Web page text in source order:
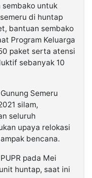
untuk
di huntap
bantuan sembako
Program Keluarga
paket serta atensi
sebanyak 10
Semeru
silam,
seluruh
upaya relokasi
bencana.
pada Mei
huntap, saat ini